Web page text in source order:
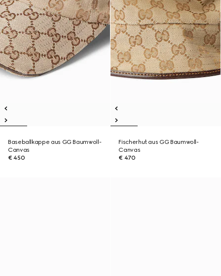
Baseballkappe aus GG Baumwoll-
Canvas
€ 450
Fischerhut aus GG Baumwoll-
Canvas
€ 470